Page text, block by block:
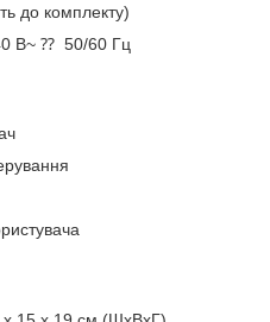
до комплекту)
В~ ⁇ 50/60 Гц